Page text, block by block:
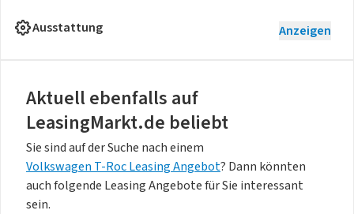
Ausstattung Anzeigen
Aktuell ebenfalls auf
LeasingMarkt.de beliebt
Sie sind auf der Suche nach einem
Volkswagen T-Roc Leasing Angebot? Dann könnten
auch folgende Leasing Angebote für Sie interessant
sein.